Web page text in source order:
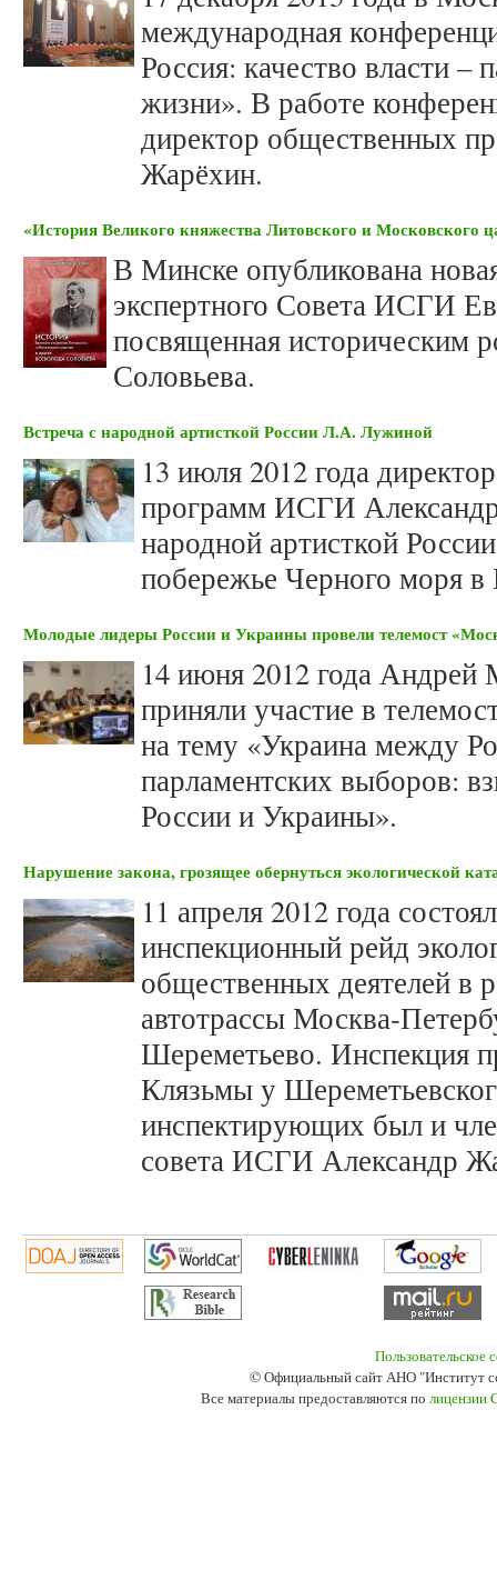
международная
Россия: качество власти –
жизни». В работе
директор общественных
Жарёхин.
«История Великого княжества Литовского и Московского
В Минске опубликована
экспертного Совета ИСГИ
посвященная историческим
Соловьева.
Встреча с народной артисткой России Л.А. Лужиной
13 июля 2012 года
программ ИСГИ
народной артисткой
побережье Черного моря в
Молодые лидеры России и Украины провели телемост
14 июня 2012 года
приняли участие в
на тему «Украина между
парламентских выборов:
России и Украины».
Нарушение закона, грозящее обернуться экологической
11 апреля 2012 года
инспекционный рейд
общественных деятелей в
автотрассы Москва-
Шереметьево. Инспекция
Клязьмы у
инспектирующих был и
совета ИСГИ Александр
Пользовательское
© Официальный сайт АНО "Институт
Все материалы предоставляются по лицензии